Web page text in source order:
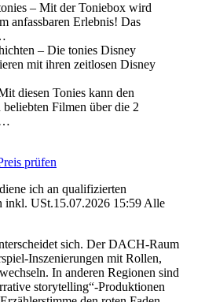
– Mit der Toniebox wird
anfassbaren Erlebnis! Das
– Die tonies Disney
mit ihren zeitlosen Disney
diesen Tonies kann den
Filmen über die 2
prüfen
ich an qualifizierten
inkl. USt.15.07.2026 15:59 Alle
sich. Der DACH-Raum
Inszenierungen mit Rollen,
In anderen Regionen sind
storytelling“-Produktionen